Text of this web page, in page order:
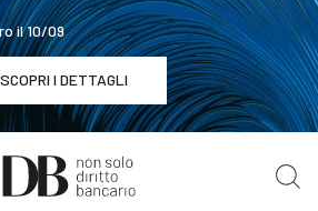
il 10/09
SCOPRI I DETTAGLI
/ 1° Ottobre
sanzionatorio del TUF